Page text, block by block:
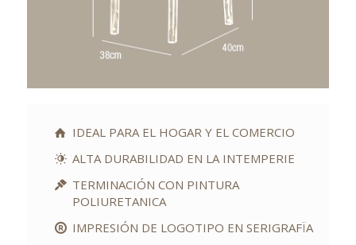
IDEAL PARA EL HOGAR Y EL COMERCIO
ALTA DURABILIDAD EN LA INTEMPERIE
TERMINACIÓN CON PINTURA
POLIURETANICA
IMPRESIÓN DE LOGOTIPO EN SERIGRAFÏA